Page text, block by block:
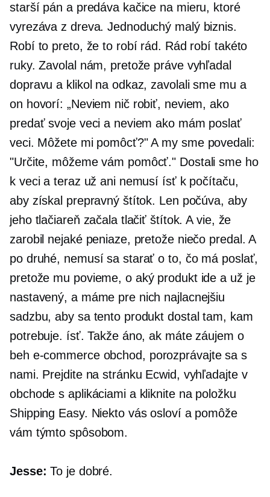
starší pán a predáva kačice na mieru, ktoré
vyrezáva z dreva. Jednoduchý malý biznis.
Robí to preto, že to robí rád. Rád robí takéto
ruky. Zavolal nám, pretože práve vyhľadal
dopravu a klikol na odkaz, zavolali sme mu a
on hovorí: „Neviem nič robiť, neviem, ako
predať svoje veci a neviem ako mám poslať
veci. Môžete mi pomôcť?" A my sme povedali:
"Určite, môžeme vám pomôcť." Dostali sme ho
k veci a teraz už ani nemusí ísť k počítaču,
aby získal prepravný štítok. Len počúva, aby
jeho tlačiareň začala tlačiť štítok. A vie, že
zarobil nejaké peniaze, pretože niečo predal. A
po druhé, nemusí sa starať o to, čo má poslať,
pretože mu povieme, o aký produkt ide a už je
nastavený, a máme pre nich najlacnejšiu
sadzbu, aby sa tento produkt dostal tam, kam
potrebuje. ísť. Takže áno, ak máte záujem o
beh e-commerceobchod, porozprávajte sa s
nami. Prejdite na stránku Ecwid, vyhľadajte v
obchode s aplikáciami a kliknite na položku
Shipping Easy. Niekto vás osloví a pomôže
vám týmto spôsobom.
Jesse: To je dobré.